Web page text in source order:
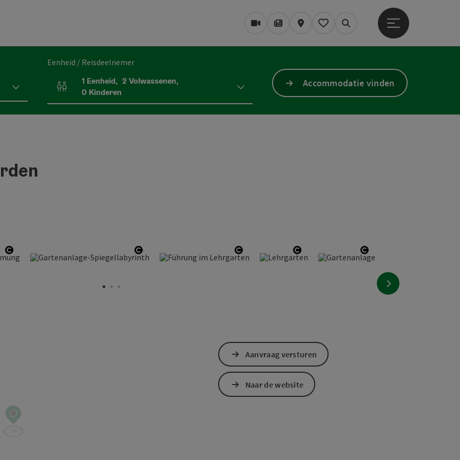
WebcamsTijdschrift/Blog
KaartMijn notitieblok
Zoek op
Startmenu openen
Eenheid / Reisdeelnemer
Aantal eenheden en persoonsvelden
1 Eenheid, 2Volwassenen,
0 Kinderen
Accommodatie vinden
Start Copyright Start Copyright Start CopyrightStart CopyrightStart Copyright
nächstes Element
Aanvraag versturen
Naar de website